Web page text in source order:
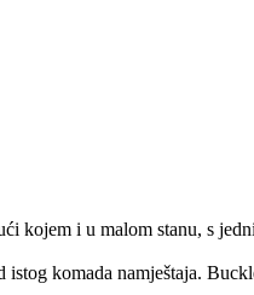
kojem i u malom stanu, s
komada namještaja.